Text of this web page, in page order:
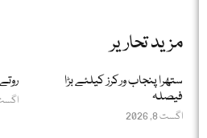
مزید تحاریر
ستھرا پنجاب ورکرز کیلئے بڑا
فیصلہ
اگست 8, 2026
اگست 8,